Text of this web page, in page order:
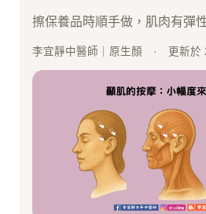
擦保養品時順手做，肌肉有彈
李宜靜中醫師｜原生顏 · 更新於